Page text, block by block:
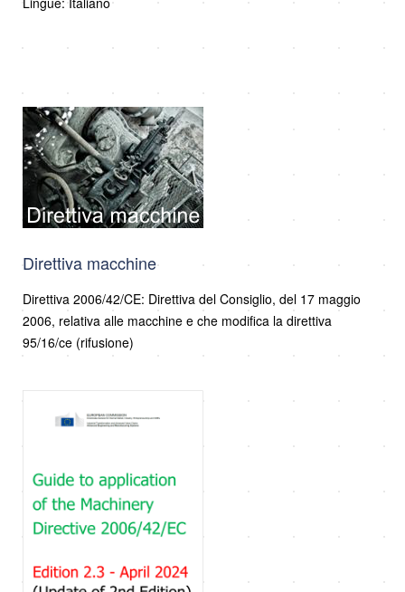
Direttiva macchine
Direttiva 2006/42/CE: Direttiva del Consiglio, del 17 maggio
2006, relativa alle macchine e che modifica la direttiva
95/16/ce (rifusione)